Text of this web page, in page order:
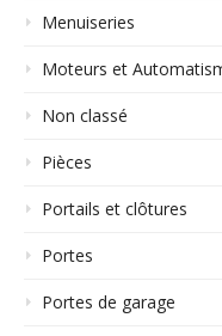
Menuiseries
Moteurs et
Non classé
Pièces
Portails et clôtures
Portes
Portes de garage